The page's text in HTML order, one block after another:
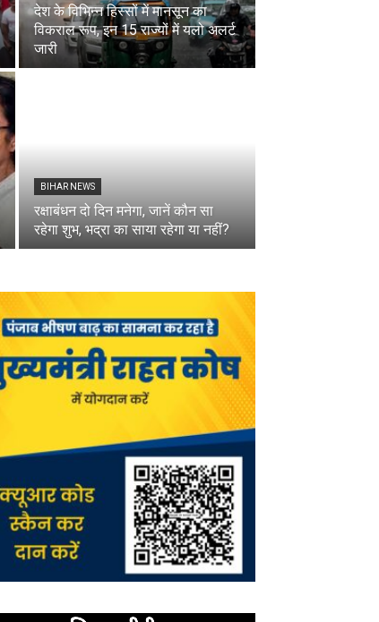
देश के विभिन्न हिस्सों में मानसून का
विकराल रूप, इन 15 राज्यों में यलो अलर्ट
जारी
BIHAR NEWS
रक्षाबंधन दो दिन मनेगा, जानें कौन सा
रहेगा शुभ, भद्रा का साया रहेगा या नहीं?